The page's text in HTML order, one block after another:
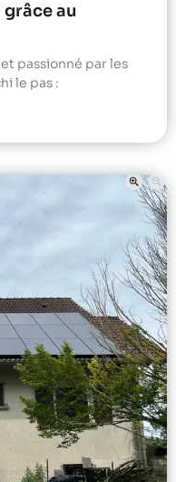
grâce au
passionné par les
le pas :